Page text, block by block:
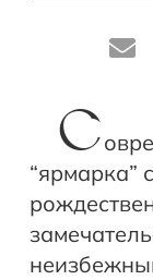
С
“ярмарка”